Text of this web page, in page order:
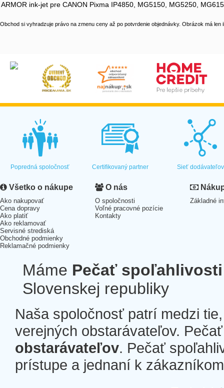
ARMOR ink-jet pre CANON Pixma IP4850, MG5150, MG5250,
Obchod si vyhradzuje právo na zmenu ceny až po potvrdenie objednávky. Obrázok má len
Popredná spoločnosť Certifikovaný partner Sieť dodávateľov
Všetko o nákupe
Ako nakupovať
Cena dopravy
Ako platiť
Ako reklamovať
Servisné strediská
Obchodné podmienky
Reklamačné podmienky
O nás
O spoločnosti
Voľné pracovné pozície
Kontakty
Základné
Máme Pečať spoľahlivosti
Slovenskej republiky
Naša spoločnosť patrí medzi
verejných obstarávateľov.
obstarávateľov. Pečať
prístupe a jednaní k